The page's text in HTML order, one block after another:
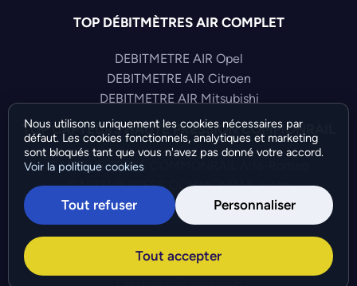
TOP DÉBITMÈTRES AIR COMPLET
DEBITMETRE AIR Opel
DEBITMETRE AIR Citroen
DEBITMETRE AIR Mitsubishi
TOP CAPTEURS HAUTE PRESSION COMMONRAIL
CAPTEUR PRESS COMMONRAIL Alfa-Romeo
CAPTEUR PRESS COMMONRAIL Iveco
CAPTEUR PRESS COMMONRAIL Audi
©Bresch SAS - Copyright 2026 - Tous droits réservés -
Préférences de cookies-Gérer mes cookies
Nous utilisons uniquement les cookies nécessaires par
défaut. Les cookies fonctionnels, analytiques et marketing
sont bloqués tant que vous n'avez pas donné votre accord.
Voir la politique cookies
Tout refuser Personnaliser
Tout accepter